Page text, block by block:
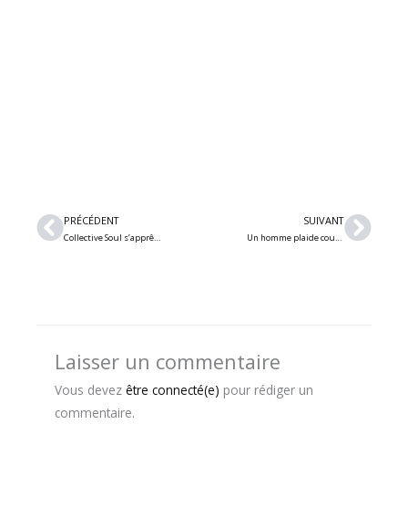
Précédent
PRÉCÉDENT
Collective Soul s’apprête à lancer le nouvel album « Touch and Go » pour le Record Store Day
SUIVANT
Un homme plaide coupable après avoir volé 8 millions $ en redevances grâce à l’IA et des faux streams
Laisser un commentaire
Vous devez être connecté(e) pour rédiger un
commentaire.